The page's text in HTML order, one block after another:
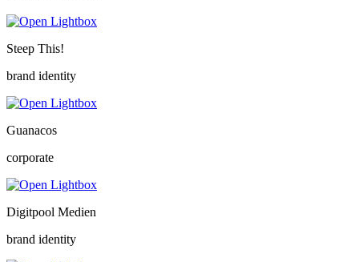
Steep This!
brand identity
Guanacos
corporate
Digitpool Medien
brand identity